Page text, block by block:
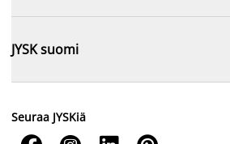
JYSK suomi
Seuraa JYSKiä